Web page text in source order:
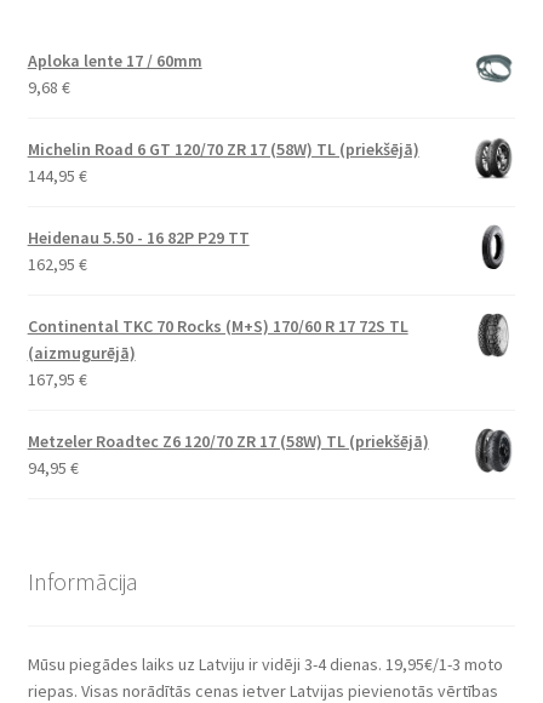
Aploka lente 17 / 60mm
9,68 €
Michelin Road 6 GT 120/70 ZR 17 (58W) TL (priekšējā)
144,95 €
Heidenau 5.50 - 16 82P P29 TT
162,95 €
Continental TKC 70 Rocks (M+S) 170/60 R 17 72S TL
(aizmugurējā)
167,95 €
Metzeler Roadtec Z6 120/70 ZR 17 (58W) TL (priekšējā)
94,95 €
Informācija
Mūsu piegādes laiks uz Latviju ir vidēji 3-4 dienas. 19,95€/1-3 moto
riepas. Visas norādītās cenas ietver Latvijas pievienotās vērtības